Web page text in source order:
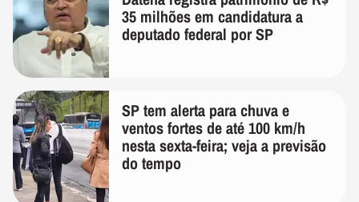
35 milhões em candidatura a
deputado federal por SP
SP tem alerta para chuva e
ventos fortes de até 100 km/h
nesta sexta-feira; veja a previsão
do tempo